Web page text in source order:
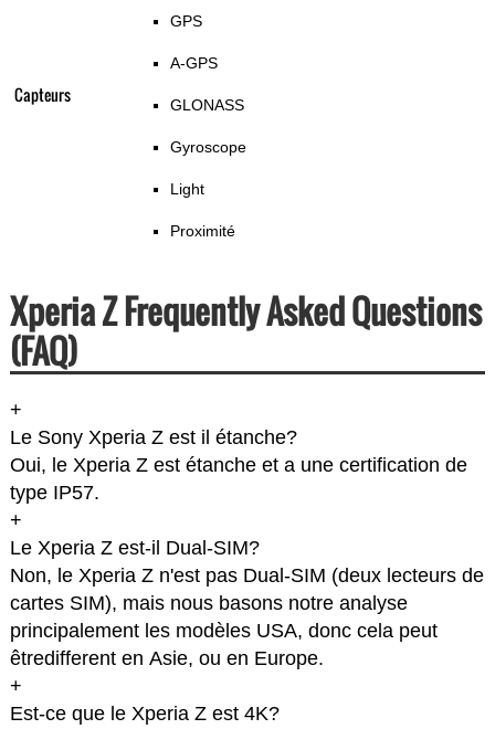
Capteurs
GPS
A-GPS
GLONASS
Gyroscope
Light
Proximité
Xperia Z Frequently Asked Questions
(FAQ)
+
Le Sony Xperia Z est il étanche?
Oui, le Xperia Z est étanche et a une certification de
type IP57.
+
Le Xperia Z est-il Dual-SIM?
Non, le Xperia Z n'est pas Dual-SIM (deux lecteurs de
cartes SIM), mais nous basons notre analyse
principalement les modèles USA, donc cela peut
êtredifferent en Asie, ou en Europe.
+
Est-ce que le Xperia Z est 4K?